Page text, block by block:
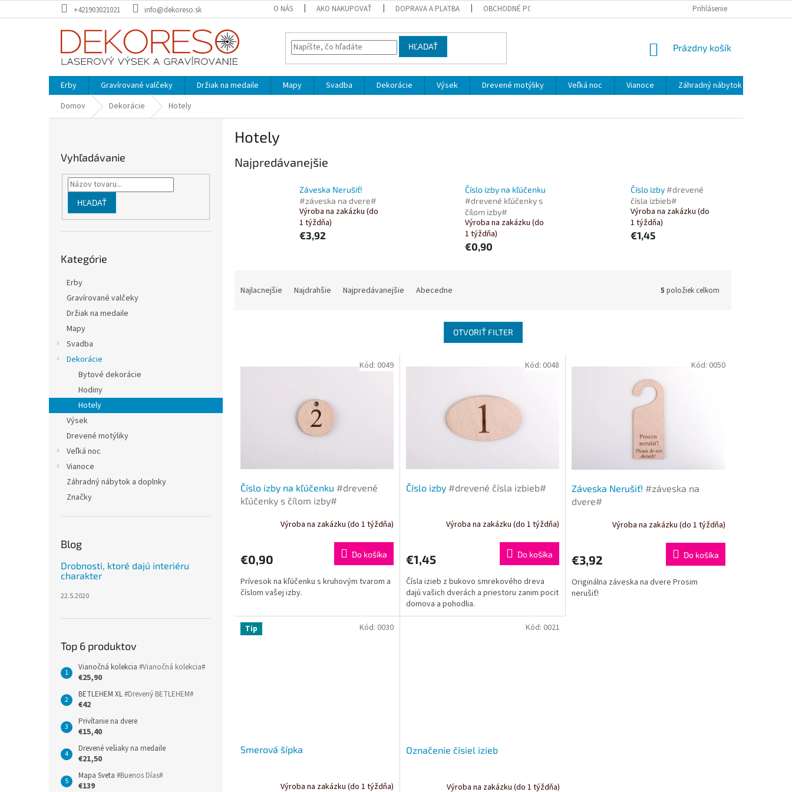
na
+421903021021 info@dekoreso.sk O NÁS AKO NAKUPOVAŤ DOPRAVA A PLATBA OBCHODNÉ PODMIENKY COOKIES
Prihlásenie
HĽADAŤ
NÁKUPNÝ
Prázdny košík
Erby Gravírované valčeky Držiak na medaile Mapy Svadba Dekorácie Výsek Drevené motýliky Veľká noc Vianoce
Záhradný nábytok a doplnky
Domov
Dekorácie Hotely
Vyhľadávanie
HĽADAŤ
kategórie
Kategórie
Erby
Gravírované valčeky
Držiak na medaile
Mapy
Svadba
Dekorácie
Bytové dekorácie
Hodiny
Hotely
Výsek
Drevené motýliky
Veľká noc
Vianoce
Záhradný nábytok a doplnky
Značky
Blog
Drobnosti, ktoré dajú interiéru
charakter
22.5.2020
Top 6 produktov
Vianočná kolekcia #Vianočná kolekcia#
€25,90
BETLEHEM XL#Drevený BETLEHEM#
€42
Privítanie na dvere
€15,40
Drevené vešiaky na medaile
€21,50
Mapa Sveta #Buenos Días#
€139
Hotely
Najpredávanejšie
Záveska Nerušiť!
#záveska na dvere#
Výroba na zakázku (do
1 týždňa)
€3,92
Číslo izby na kľúčenku
#drevené kľúčenky s
čílom izby#
Výroba na zakázku (do
1 týždňa)
€0,90
Číslo izby#drevené
čísla izbieb#
Výroba na zakázku (do
1 týždňa)
€1,45
p
Najlacnejšie Najdrahšie Najpredávanejšie Abecedne 5 položiek celkom
OTVORIŤ FILTER
Číslo izby na kľúčenku #drevené
kľúčenky s čílom izby#
Výroba na zakázku (do 1 týždňa)
€0,90 Do košíka
Prívesok na kľúčenku s kruhovým tvarom a
číslom vašej izby.
Kód: 0049
Číslo izby #drevené čísla izbieb#
Výroba na zakázku (do 1 týždňa)
€1,45 Do košíka
Čísla izieb z bukovo smrekového dreva
dajú vašich dverách a priestoru zanim pocit
domova a pohodlia.
Kód: 0048
Záveska Nerušiť! #záveska na
dvere#
Výroba na zakázku (do 1 týždňa)
€3,92 Do košíka
Originálna záveska na dvere Prosim
nerušiť!
Kód: 0050
Tip
Smerová šípka
Výroba na zakázku (do 1 týždňa)
Kód: 0030
Označenie čísiel izieb
Výroba na zakázku (do 1 týždňa)
Kód: 0021